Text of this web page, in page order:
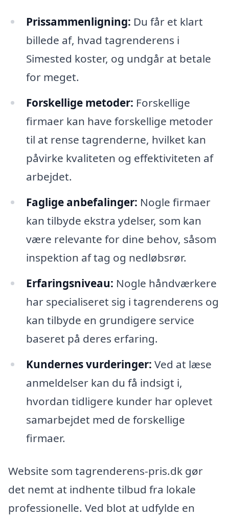
Prissammenligning: Du får et klart
billede af, hvad tagrenderens i
Simested koster, og undgår at betale
for meget.
Forskellige metoder: Forskellige
firmaer kan have forskellige metoder
til at rense tagrenderne, hvilket kan
påvirke kvaliteten og effektiviteten af
arbejdet.
Faglige anbefalinger: Nogle firmaer
kan tilbyde ekstra ydelser, som kan
være relevante for dine behov, såsom
inspektion af tag og nedløbsrør.
Erfaringsniveau: Nogle håndværkere
har specialiseret sig i tagrenderens og
kan tilbyde en grundigere service
baseret på deres erfaring.
Kundernes vurderinger: Ved at læse
anmeldelser kan du få indsigt i,
hvordan tidligere kunder har oplevet
samarbejdet med de forskellige
firmaer.
Website som tagrenderens-pris.dk gør
det nemt at indhente tilbud fra lokale
professionelle. Ved blot at udfylde en